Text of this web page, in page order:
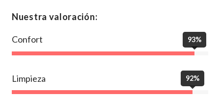
Nuestra valoración:
Confort 93%
Limpieza 92%